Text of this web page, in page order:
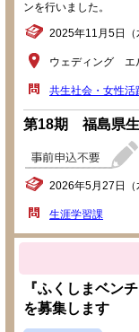
ンを行いました。
2025年11月5日（
ウェディング エ
共生社会・女性活
第18期 福島県生
2026年5月27日（
生涯学習課
『ふくしまベン
を募集します